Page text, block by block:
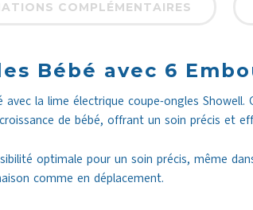
COMPLÉMENTAIRES
Bébé avec 6
la lime électrique coupe-ongles Showell.
de bébé, offrant un soin précis et
optimale pour un soin précis, même
comme en déplacement.